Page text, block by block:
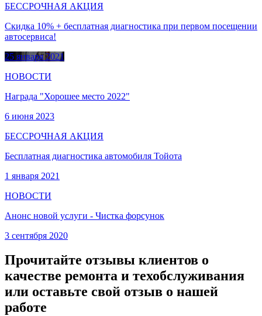
БЕССРОЧНАЯ АКЦИЯ
Скидка 10% + бесплатная диагностика при первом посещении
автосервиса!
25 января 2021
НОВОСТИ
Награда "Хорошее место 2022"
6 июня 2023
БЕССРОЧНАЯ АКЦИЯ
Бесплатная диагностика автомобиля Тойота
1 января 2021
НОВОСТИ
Анонс новой услуги - Чистка форсунок
3 сентября 2020
Прочитайте отзывы клиентов о
качестве ремонта и техобслуживания
или оставьте свой отзыв о нашей
работе